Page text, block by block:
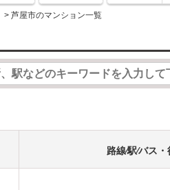
> 芦屋市のマンション一覧
路線⁄駅⁄バス